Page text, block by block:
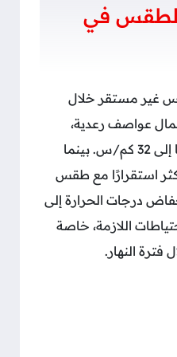
في
غير مستقر خلال
عواصف رعدية،
ورياح نشطة تصل سرعتها إلى 32 كم/س. بينما
أكثر استقرارًا مع طقس
درجات الحرارة إلى
اللازمة، خاصة
النهار.